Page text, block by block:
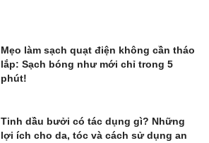
Mẹo làm sạch quạt điện không cần tháo
lắp: Sạch bóng như mới chỉ trong 5
phút!
Tinh dầu bưởi có tác dụng gì? Những
lợi ích cho da, tóc và cách sử dụng an